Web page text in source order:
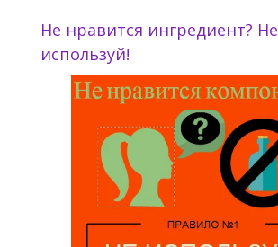
Не нравится ингредиент? Не
используй!